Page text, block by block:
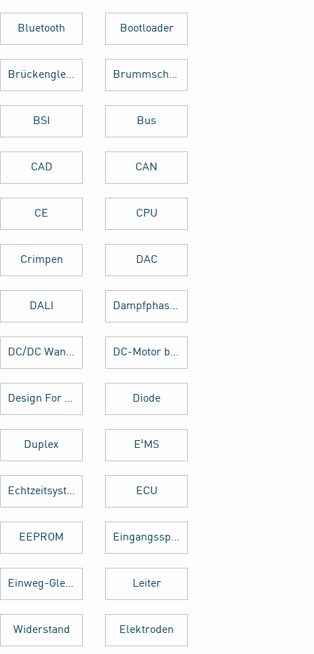
Bluetooth Bootloader
Brückengleichrichter Brummschleifen
BSI Bus
CAD CAN
CE CPU
Crimpen DAC
DALI Dampfphasenlöten
DC/DC Wandler DC-Motor brushed
Design For Manufacturing Diode
Duplex E²MS
Echtzeitsystem ECU
EEPROM Eingangsspannung
Einweg-Gleichrichter Leiter
Widerstand Elektroden